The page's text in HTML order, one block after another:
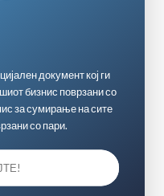
документ кој ги
бизнис поврзани со
за сумирање на сите
со пари.